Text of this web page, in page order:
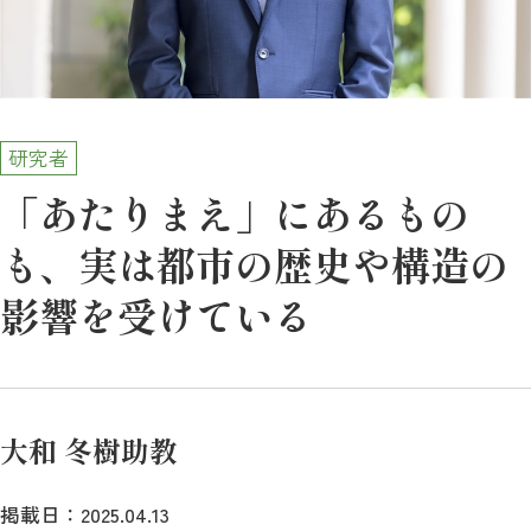
研究者
「あたりまえ」にあるもの
も、実は都市の歴史や構造の
影響を受けている
大和 冬樹助教
掲載日：2025.04.13